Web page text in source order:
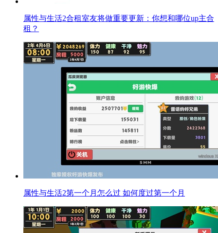
属性与生活2合租室友将做重要更新：你想和哪位up主合
租？
属性与生活2第一个月怎么过 如何度过第一个月